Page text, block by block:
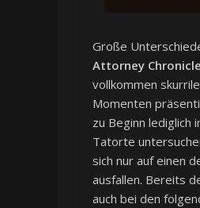
Große
Attorney
vollkommen
Momenten
zu Beginn lediglich
Tatorte
sich nur auf einen
ausfallen. Bereits
auch bei den